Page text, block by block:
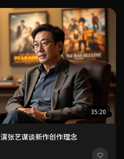
35:20
张艺谋谈新作创作理念